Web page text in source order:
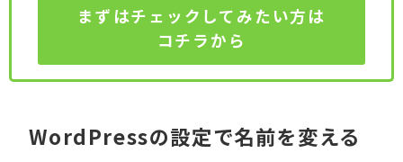
まずはチェックしてみたい方は
コチラから
WordPressの設定で名前を変える